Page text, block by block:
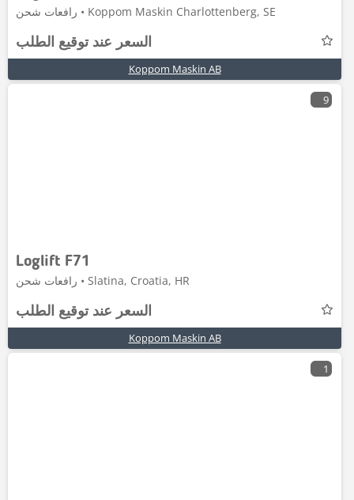
رافعات شحن • Koppom Maskin Charlottenberg, SE
السعر عند توقيع الطلب
Koppom Maskin AB
9
Loglift F71
رافعات شحن • Slatina, Croatia, HR
السعر عند توقيع الطلب
Koppom Maskin AB
1